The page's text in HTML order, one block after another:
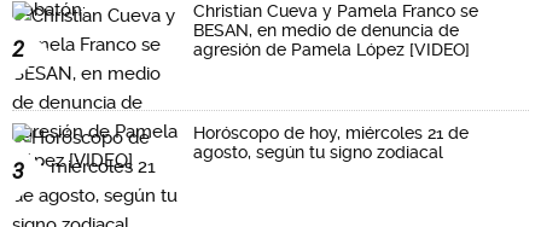
2
Christian Cueva y Pamela Franco se
BESAN, en medio de denuncia de
agresión de Pamela López [VIDEO]
3
Horóscopo de hoy, miércoles 21 de
agosto, según tu signo zodiacal